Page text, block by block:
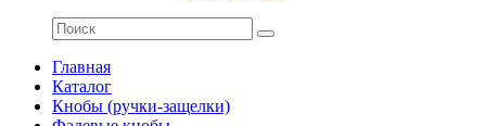
Главная
Каталог
Кнобы (ручки-защелки)